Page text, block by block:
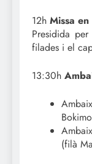
12h Missa
Presidida
filades i el
13:30h
(filà